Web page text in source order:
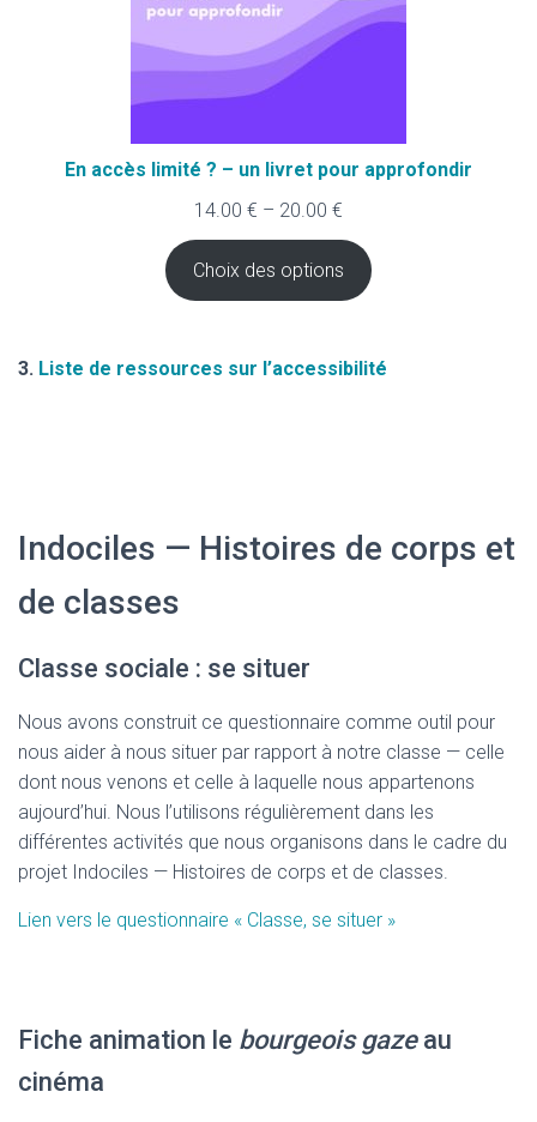
En accès limité ? – un livret pour approfondir
14.00 € – 20.00 €
Choix des options
3. Liste de ressources sur l’accessibilité
Indociles — Histoires de corps et
de classes
Classe sociale : se situer
Nous avons construit ce questionnaire comme outil pour
nous aider à nous situer par rapport à notre classe — celle
dont nous venons et celle à laquelle nous appartenons
aujourd’hui. Nous l’utilisons régulièrement dans les
différentes activités que nous organisons dans le cadre du
projet Indociles — Histoires de corps et de classes.
Lien vers le questionnaire « Classe, se situer »
Fiche animation le bourgeois gazeau
cinéma